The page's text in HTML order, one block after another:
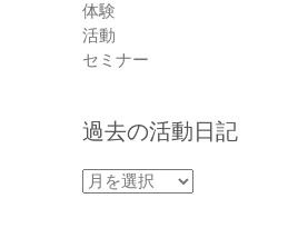
体験
活動
セミナー
過去の活動日記
過